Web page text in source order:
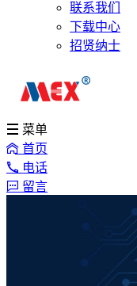
联系我们
下载中心
招贤纳士
菜单
首页
电话
留言